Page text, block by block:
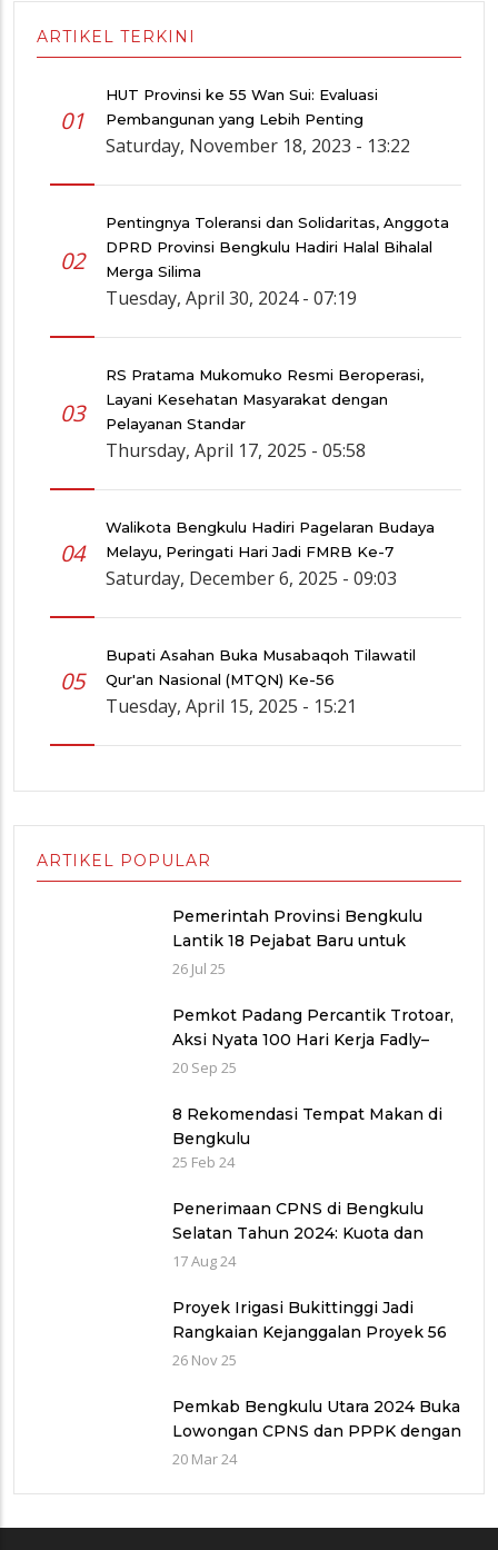
ARTIKEL TERKINI
01
HUT Provinsi ke 55 Wan Sui: Evaluasi
Pembangunan yang Lebih Penting
Saturday, November 18, 2023 - 13:22
02
Pentingnya Toleransi dan Solidaritas, Anggota
DPRD Provinsi Bengkulu Hadiri Halal Bihalal
Merga Silima
Tuesday, April 30, 2024 - 07:19
03
RS Pratama Mukomuko Resmi Beroperasi,
Layani Kesehatan Masyarakat dengan
Pelayanan Standar
Thursday, April 17, 2025 - 05:58
04
Walikota Bengkulu Hadiri Pagelaran Budaya
Melayu, Peringati Hari Jadi FMRB Ke-7
Saturday, December 6, 2025 - 09:03
05
Bupati Asahan Buka Musabaqoh Tilawatil
Qur'an Nasional (MTQN) Ke-56
Tuesday, April 15, 2025 - 15:21
ARTIKEL POPULAR
Pemerintah Provinsi Bengkulu
Lantik 18 Pejabat Baru untuk
Penyegaran Birokrasi dan
26 Jul 25
Pemkot Padang Percantik Trotoar,
Aksi Nyata 100 Hari Kerja Fadly–
Maigus Dan Sisakan Jalan 1000
20 Sep 25
8 Rekomendasi Tempat Makan di
Bengkulu
25 Feb 24
Penerimaan CPNS di Bengkulu
Selatan Tahun 2024: Kuota dan
Jadwal Pendaftaran
17 Aug 24
Proyek Irigasi Bukittinggi Jadi
Rangkaian Kejanggalan Proyek 56
Miliar di Bawah Wilayah Balai
(WBS)
26 Nov 25
Pemkab Bengkulu Utara 2024 Buka
Lowongan CPNS dan PPPK dengan
Jumlah Formasi yang Menurun
20 Mar 24